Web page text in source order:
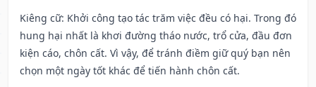
Kiêng cữ: Khởi công tạo tác trăm việc đều có hại. Trong đó
hung hại nhất là khơi đường tháo nước, trổ cửa, đầu đơn
kiện cáo, chôn cất. Vì vậy, để tránh điềm giữ quý bạn nên
chọn một ngày tốt khác để tiến hành chôn cất.